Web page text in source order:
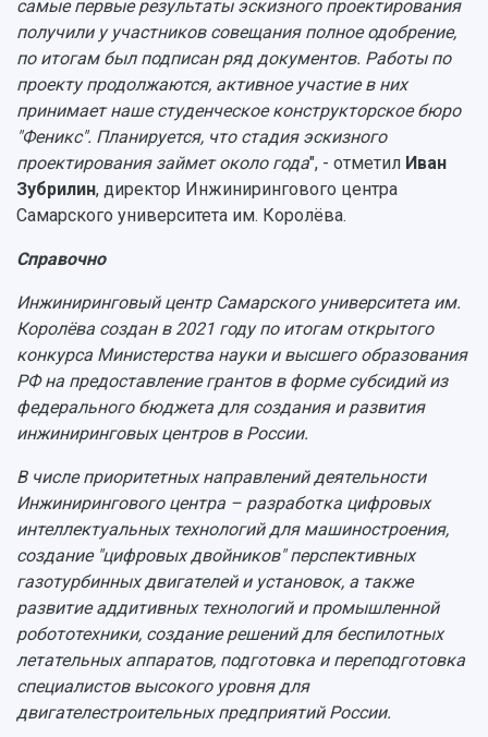
самые первые результаты эскизного проектирования
получили у участников совещания полное одобрение,
по итогам был подписан ряд документов. Работы по
проекту продолжаются, активное участие в них
принимает наше студенческое конструкторское бюро
"Феникс". Планируется, что стадия эскизного
проектирования займет около года", - отметил Иван
Зубрилин, директор Инжинирингового центра
Самарского университета им. Королёва.
Справочно
Инжиниринговый центр Самарского университета им.
Королёва создан в 2021 году по итогам открытого
конкурса Министерства науки и высшего образования
РФ на предоставление грантов в форме субсидий из
федерального бюджета для создания и развития
инжиниринговых центров в России.
В числе приоритетных направлений деятельности
Инжинирингового центра – разработка цифровых
интеллектуальных технологий для машиностроения,
создание "цифровых двойников" перспективных
газотурбинных двигателей и установок, а также
развитие аддитивных технологий и промышленной
робототехники, создание решений для беспилотных
летательных аппаратов, подготовка и переподготовка
специалистов высокого уровня для
двигателестроительных предприятий России.